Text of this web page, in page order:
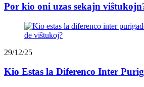
Por kio oni uzas sekajn
29/12/25
Kio Estas la Diferenco Inter